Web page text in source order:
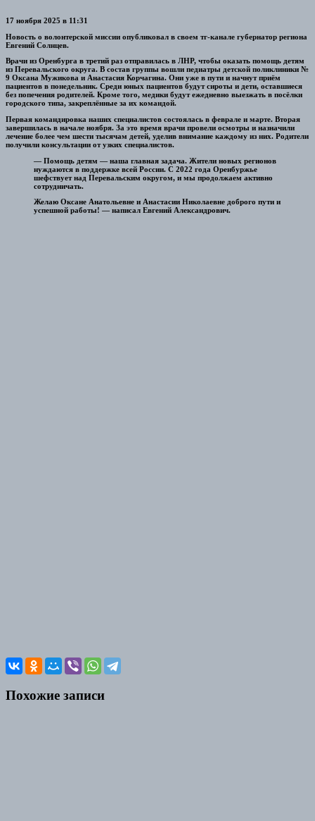
17 ноября 2025 в 11:31
Новость о волонтерской миссии опубликовал в своем тг-канале губернатор региона
Евгений Солнцев.
Врачи из Оренбурга в третий раз отправилась в ЛНР, чтобы оказать помощь детям
из Перевальского округа. В состав группы вошли педиатры детской поликлиники №
9 Оксана Мужикова и Анастасия Корчагина. Они уже в пути и начнут приём
пациентов в понедельник. Среди юных пациентов будут сироты и дети, оставшиеся
без попечения родителей. Кроме того, медики будут ежедневно выезжать в посёлки
городского типа, закреплённые за их командой.
Первая командировка наших специалистов состоялась в феврале и марте. Вторая
завершилась в начале ноября. За это время врачи провели осмотры и назначили
лечение более чем шести тысячам детей, уделив внимание каждому из них. Родители
получили консультации от узких специалистов.
— Помощь детям — наша главная задача. Жители новых регионов
нуждаются в поддержке всей России. С 2022 года Оренбуржье
шефствует над Перевальским округом, и мы продолжаем активно
сотрудничать.
Желаю Оксане Анатольевне и Анастасии Николаевне доброго пути и
успешной работы! — написал Евгений Александрович.
Похожие записи